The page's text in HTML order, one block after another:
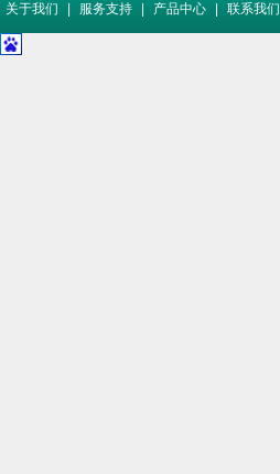
关于我们 服务支持 产品中心 联系我们